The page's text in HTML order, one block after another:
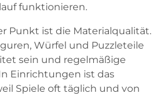
funktionieren.
Punkt ist die Materialqualität.
Würfel und Puzzleteile
sein und regelmäßige
Einrichtungen ist das
Spiele oft täglich und von